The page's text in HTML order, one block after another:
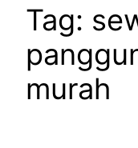
Tag:
murah